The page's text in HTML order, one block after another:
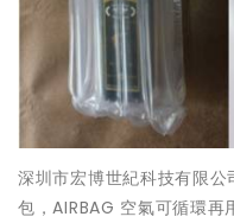
深圳市宏博世紀科技有限
包，AIRBAG 空氣可循環